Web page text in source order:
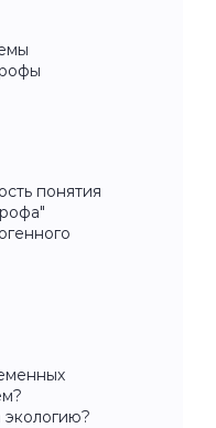
понятия
экологию?